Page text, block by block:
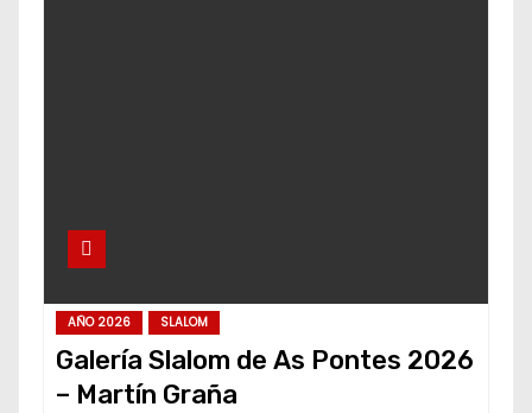
AÑO 2026 SLALOM
Galería Slalom de As Pontes 2026
– Martín Graña